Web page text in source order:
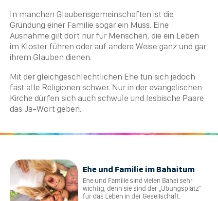
In manchen Glaubensgemeinschaften ist die
Gründung einer Familie sogar ein Muss. Eine
Ausnahme gilt dort nur für Menschen, die ein Leben
im Kloster führen oder auf andere Weise ganz und gar
ihrem Glauben dienen.
Mit der gleichgeschlechtlichen Ehe tun sich jedoch
fast alle Religionen schwer. Nur in der evangelischen
Kirche dürfen sich auch schwule und lesbische Paare
das Ja-Wort geben.
Ehe und Familie im Bahaitum
Ehe und Familie sind vielen Bahai sehr
wichtig, denn sie sind der „Übungsplatz“
für das Leben in der Gesellschaft.